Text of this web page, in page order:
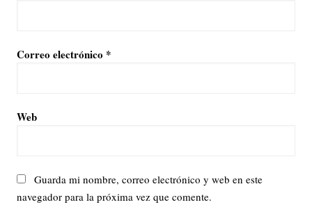
Correo electrónico *
Web
Guarda mi nombre, correo electrónico y web en este
navegador para la próxima vez que comente.